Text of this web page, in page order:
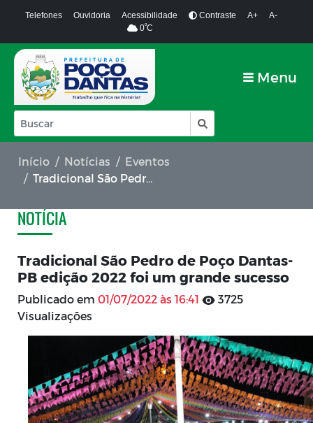
Telefones Ouvidoria Acessibilidade Contraste A+
A-
0ºC
Menu
Início Notícias
Eventos
Tradicional São Pedro de Poço Dantas-PB edição 2022 foi um grande sucesso
NOTÍCIA
Tradicional São Pedro de Poço Dantas-
PB edição 2022 foi um grande sucesso
Publicado em 01/07/2022 às 16:41
3725
Visualizações